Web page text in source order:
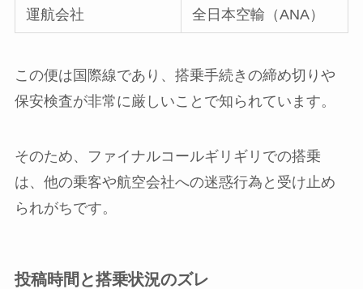
運航会社 全日本空輸（ANA）
この便は国際線であり、搭乗手続きの締め切りや
保安検査が非常に厳しいことで知られています。
そのため、ファイナルコールギリギリでの搭乗
は、他の乗客や航空会社への迷惑行為と受け止め
られがちです。
投稿時間と搭乗状況のズレ